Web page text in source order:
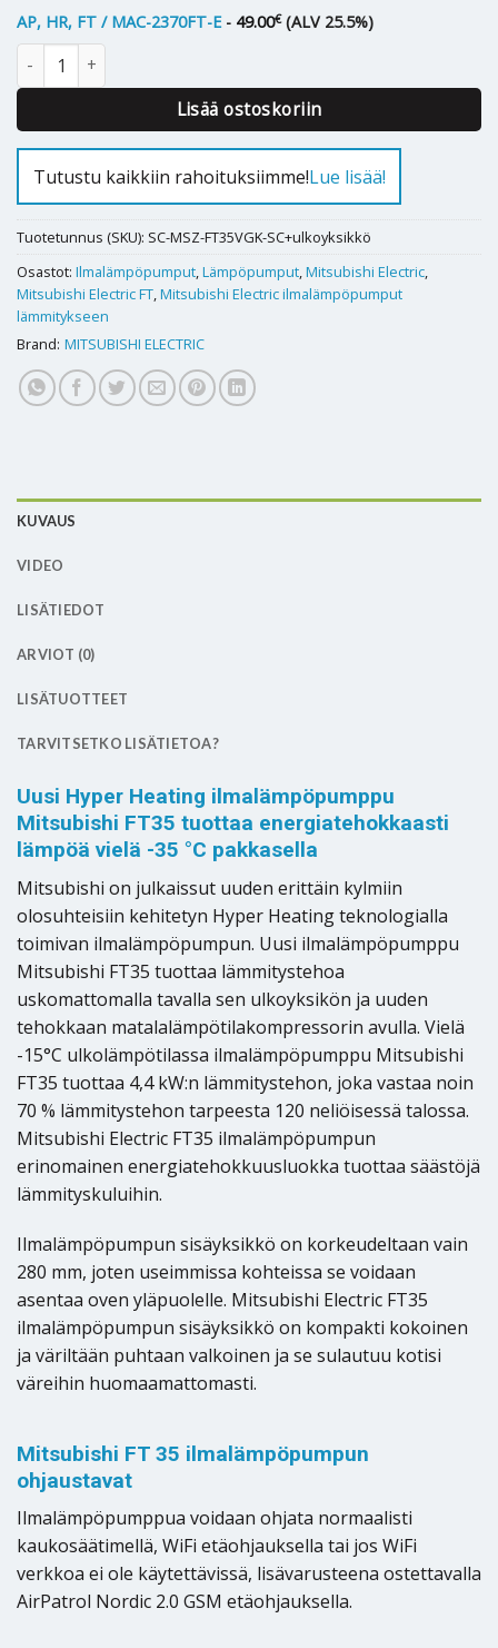
AP, HR, FT / MAC-2370FT-E- 49.00€ (ALV 25.5%)
Ilmalämpöpumppu Mitsubishi Electric FT35 määrä
Lisää ostoskoriin
Tutustu kaikkiin rahoituksiimme!Lue lisää!
Tuotetunnus (SKU): SC-MSZ-FT35VGK-SC+ulkoyksikkö
Osastot: Ilmalämpöpumput,Lämpöpumput,Mitsubishi Electric,
Mitsubishi Electric FT,Mitsubishi Electric ilmalämpöpumput
lämmitykseen
Brand: MITSUBISHI ELECTRIC
KUVAUS
VIDEO
LISÄTIEDOT
ARVIOT (0)
LISÄTUOTTEET
TARVITSETKO LISÄTIETOA?
Uusi Hyper Heating ilmalämpöpumppu
Mitsubishi FT35 tuottaa energiatehokkaasti
lämpöä vielä -35 °C pakkasella
Mitsubishi on julkaissut uuden erittäin kylmiin
olosuhteisiin kehitetyn Hyper Heating teknologialla
toimivan ilmalämpöpumpun. Uusi ilmalämpöpumppu
Mitsubishi FT35 tuottaa lämmitystehoa
uskomattomalla tavalla sen ulkoyksikön ja uuden
tehokkaan matalalämpötilakompressorin avulla. Vielä
-15°C ulkolämpötilassa ilmalämpöpumppu Mitsubishi
FT35 tuottaa 4,4 kW:n lämmitystehon, joka vastaa noin
70 % lämmitystehon tarpeesta 120 neliöisessä talossa.
Mitsubishi Electric FT35 ilmalämpöpumpun
erinomainen energiatehokkuusluokka tuottaa säästöjä
lämmityskuluihin.
Ilmalämpöpumpun sisäyksikkö on korkeudeltaan vain
280 mm, joten useimmissa kohteissa se voidaan
asentaa oven yläpuolelle. Mitsubishi Electric FT35
ilmalämpöpumpun sisäyksikkö on kompakti kokoinen
ja väriltään puhtaan valkoinen ja se sulautuu kotisi
väreihin huomaamattomasti.
Mitsubishi FT 35 ilmalämpöpumpun
ohjaustavat
Ilmalämpöpumppua voidaan ohjata normaalisti
kaukosäätimellä, WiFi etäohjauksella tai jos WiFi
verkkoa ei ole käytettävissä, lisävarusteena ostettavalla
AirPatrol Nordic 2.0 GSM etäohjauksella.